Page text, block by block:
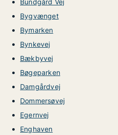
Bundgård Vej
Bygvænget
Bymarken
Bynkevej
Bækbyvej
Bøgeparken
Damgårdvej
Dommersøvej
Egernvej
Enghaven